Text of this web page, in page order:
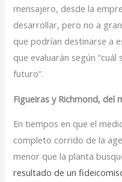
mensajero, desde la
desarrollar, pero no a gran
que podrían destinarse a
que evaluarán según “cuál
futuro”.
Figueiras y Richmond, del
En tiempos en que el
completo corrido de la
menor que la planta
resultado de un